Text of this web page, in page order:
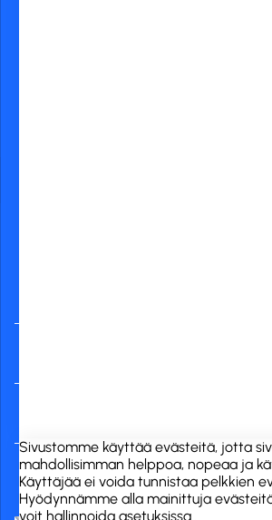
Sivustomme käyttää evästeitä, jotta
mahdollisimman helppoa, nopeaa ja
Käyttäjää ei voida tunnistaa pelkkien
Hyödynnämme alla mainittuja
voit hallinnoida asetuksissa..